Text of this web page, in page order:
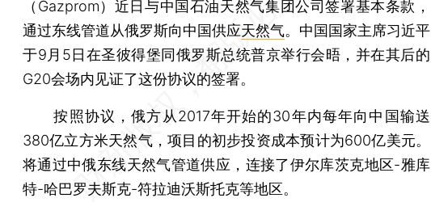
（Gazprom）近日与中国石油天然气集团公司签署基本条款，
通过东线管道从俄罗斯向中国供应天然气。中国国家主席习近平
于9月5日在圣彼得堡同俄罗斯总统普京举行会晤，并在其后的
G20会场内见证了这份协议的签署。
按照协议，俄方从2017年开始的30年内每年向中国输送
380亿立方米天然气，项目的初步投资成本预计为600亿美元。
将通过中俄东线天然气管道供应，连接了伊尔库茨克地区-雅库
特-哈巴罗夫斯克-符拉迪沃斯托克等地区。